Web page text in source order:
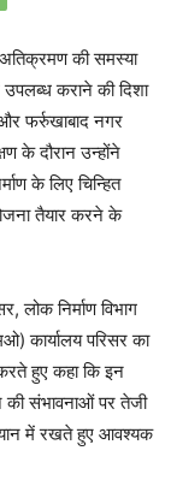
की समस्या
उपलब्ध कराने की दिशा
फर्रुखाबाद नगर
के दौरान उन्होंने
के लिए चिन्हित
तैयार करने के
लोक निर्माण विभाग
कार्यालय परिसर का
करते हुए कहा कि इन
संभावनाओं पर तेजी
में रखते हुए आवश्यक